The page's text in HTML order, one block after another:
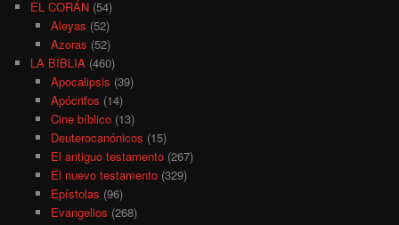
EL CORÁN (54)
Aleyas (52)
Azoras (52)
LA BIBLIA (460)
Apocalipsis (39)
Apócrifos (14)
Cine bíblico(13)
Deuterocanónicos (15)
El antiguo testamento(267)
El nuevo testamento(329)
Epístolas (96)
Evangelios (268)